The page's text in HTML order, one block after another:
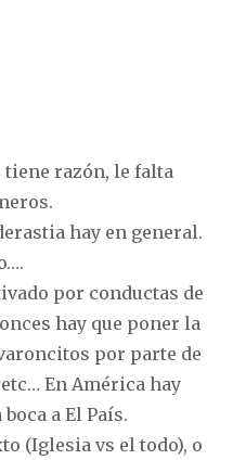
razón, le falta
hay en general.
por conductas de
hay que poner la
por parte de
En América hay
a El País.
(Iglesia vs el todo), o